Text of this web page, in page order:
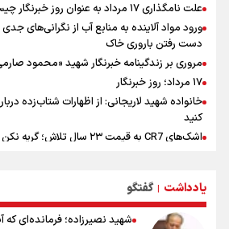
علت نامگذاری ۱۷ مرداد به عنوان روز خبرنگار چیست؟
ورود مواد آلاینده به منابع آب از نگرانی‌های
دست رفتن باروری خاک
مروری بر زندگینامه خبرنگار شهید «محمود
۱۷ مرداد؛ روز خبرنگار
خانواده شهید لاریجانی: از اظهارات شتاب‌زده
کنید
اشک‌های CR7 به قیمت ۲۳ سال تلاش؛ گریه نکن آقای رونالدو
تلاش مدام برای زنده نگه داشتن هنر ایرانی
نصرتی: پاسخ بیرانوند سنخیتی با صحبت‌های
یادداشت | گفتگو
شهید نصیرزاده؛ فرمانده‌ای که